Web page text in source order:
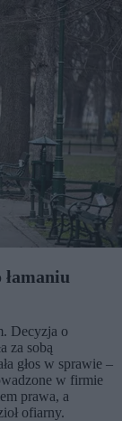
Decyzja o
za sobą
głos w sprawie –
w firmie
prawa, a
ofiarny.